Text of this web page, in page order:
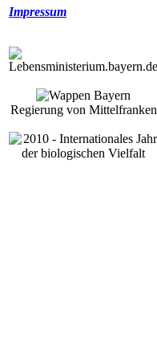
Impressum
Regierung von Mittelfranken